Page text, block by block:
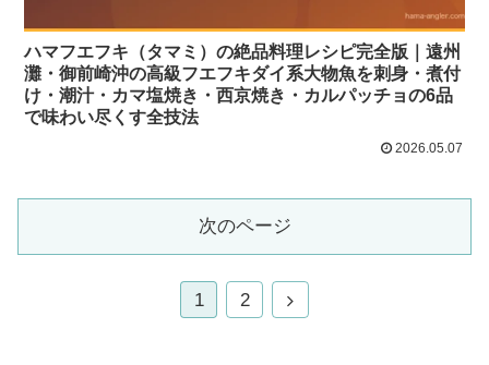
ハマフエフキ（タマミ）の絶品料理レシピ完全版｜遠州
灘・御前崎沖の高級フエフキダイ系大物魚を刺身・煮付
け・潮汁・カマ塩焼き・西京焼き・カルパッチョの6品
で味わい尽くす全技法
2026.05.07
次のページ
1 2